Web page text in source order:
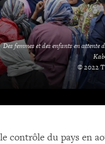
Des femmes et des enfants en
© 2022
contrôle du pays en